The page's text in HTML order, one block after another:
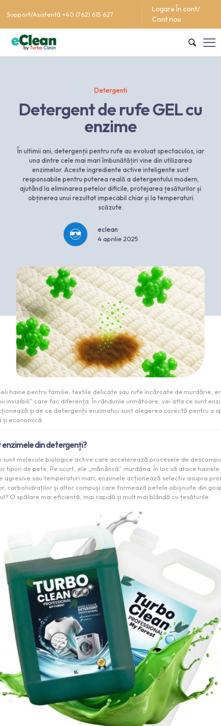
Support/Asistentă +40 (762) 615 627
Logare În cont/
Cont nou
Detergenti
Detergent de rufe GEL cu
enzime
În ultimii ani, detergenții pentru rufe au evoluat spectaculos, iar
una dintre cele mai mari îmbunătățiri vine din utilizarea
enzimelor. Aceste ingrediente active inteligente sunt
responsabile pentru puterea reală a detergentului modern,
ajutând la eliminarea petelor dificile, protejarea țesăturilor și
obținerea unui rezultat impecabil chiar și la temperaturi
scăzute.
eclean
4 aprilie 2025
haine pentru familie, textile delicate sau rufe încărcate de murdărie,
invizibili” care fac diferența. În rândurile următoare, vei afla ce sunt
și de ce detergenții enzimatici sunt alegerea corectă pentru o
și economică.
enzimele din detergenți?
sunt molecule biologice active care accelerează procesele de
tipuri de pete. Pe scurt, ele „mănâncă” murdăria. În loc să atace hainele
agresive sau temperaturi mari, enzimele acționează selectiv asupra
carbohidraților și altor compuși care formează petele obișnuite din
O spălare mai eficientă, mai rapidă și mult mai blândă cu țesăturile.